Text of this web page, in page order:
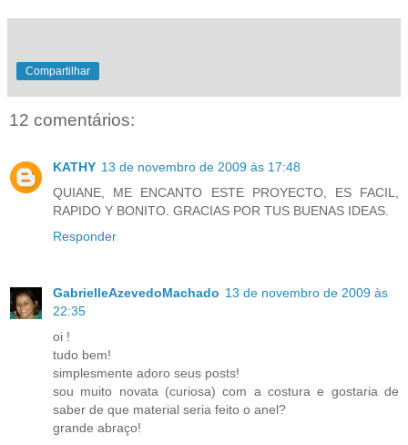
Compartilhar
12 comentários:
KATHY 13 de novembro de 2009 às 17:48
QUIANE, ME ENCANTO ESTE PROYECTO, ES FACIL,
RAPIDO Y BONITO. GRACIAS POR TUS BUENAS IDEAS.
Responder
GabrielleAzevedoMachado 13 de novembro de 2009 às
22:35
oi !
tudo bem!
simplesmente adoro seus posts!
sou muito novata (curiosa) com a costura e gostaria de
saber de que material seria feito o anel?
grande abraço!